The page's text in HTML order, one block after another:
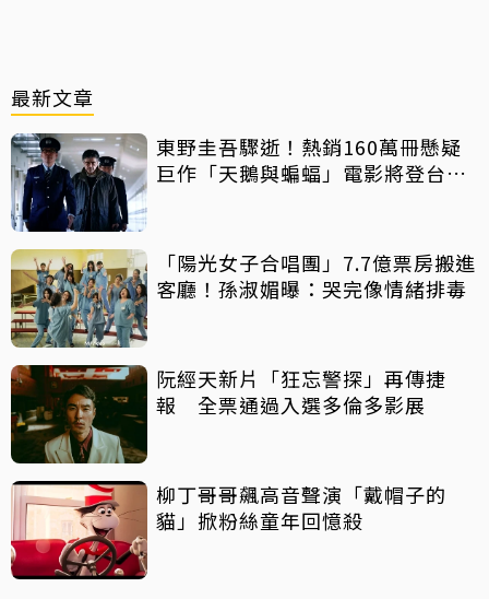
最新文章
東野圭吾驟逝！熱銷160萬冊懸疑
巨作「天鵝與蝙蝠」電影將登台上
「陽光女子合唱團」7.7億票房搬進
客廳！孫淑媚曝：哭完像情緒排毒
阮經天新片「狂忘警探」再傳捷
報 全票通過入選多倫多影展
柳丁哥哥飆高音聲演「戴帽子的
貓」掀粉絲童年回憶殺